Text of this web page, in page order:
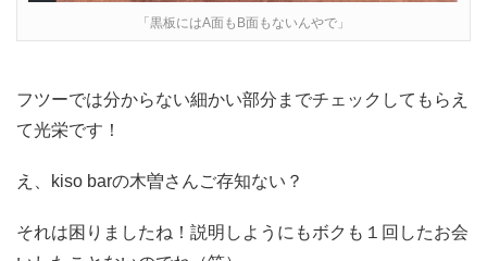
「黒板にはA面もB面もないんやで」
フツーでは分からない細かい部分までチェックしてもらえ
て光栄です！
え、kiso barの木曽さんご存知ない？
それは困りましたね！説明しようにもボクも１回したお会